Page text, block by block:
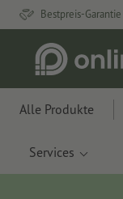
Bestpreis-Garantie
Alle Produkte
Services